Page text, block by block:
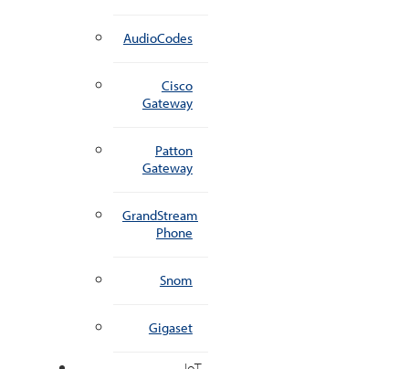
AudioCodes
Cisco
Gateway
Patton
Gateway
GrandStream
Phone
Snom
Gigaset